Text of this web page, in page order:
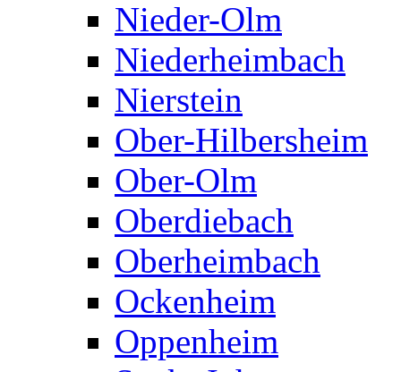
Nieder-Olm
Niederheimbach
Nierstein
Ober-Hilbersheim
Ober-Olm
Oberdiebach
Oberheimbach
Ockenheim
Oppenheim